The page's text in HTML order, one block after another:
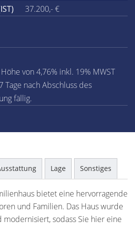
37.200,- €
von 4,76% inkl. 19% MWST
Tage nach Abschluss des
fällig.
Lage Sonstiges
bietet eine hervorragende
und Familien. Das Haus wurde
modernisiert, sodass Sie hier eine